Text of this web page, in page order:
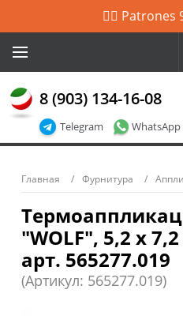
🙋‍♀️ Patrones
Telegram WhatsApp
8 (903) 134-16-08
Главная Фурнитура
"WOLF", 5,2 х
арт. 565277.019
(Артикул: 565277.019)